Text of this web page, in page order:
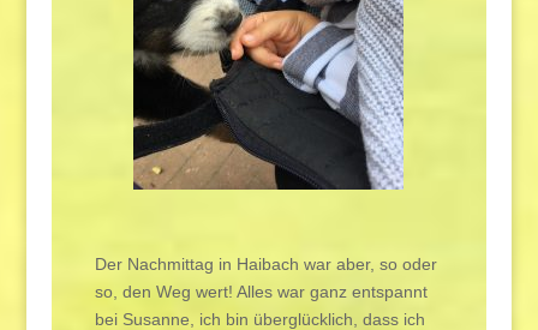
Der Nachmittag in Haibach war aber, so oder
so, den Weg wert! Alles war ganz entspannt
bei Susanne, ich bin überglücklich, dass ich